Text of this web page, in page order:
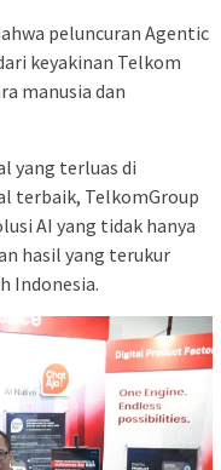
peluncuran Agentic
keyakinan Telkom
manusia dan
yang terluas di
terbaik, TelkomGroup
AI yang tidak hanya
hasil yang terukur
Indonesia.